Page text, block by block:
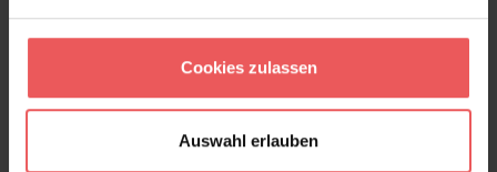
Cookies zulassen
Auswahl erlauben